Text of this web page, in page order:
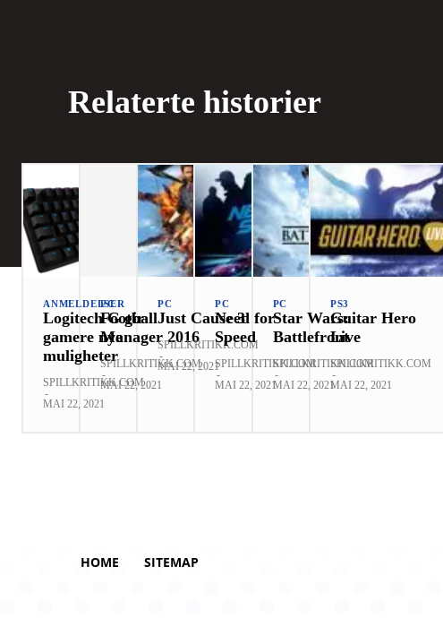
Relaterte historier
ANMELDELSER
Logitech G gir
gamere nye
muligheter
SPILLKRITIKK.COM
-
MAI 22, 2021
PC
Football
Manager 2016
SPILLKRITIKK.COM
-
MAI 22, 2021
PC
Just Cause 3
SPILLKRITIKK.COM
-
MAI 22, 2021
PC
Need for
Speed
SPILLKRITIKK.COM
-
MAI 22, 2021
PC
Star Wars:
Battlefront
SPILLKRITIKK.COM
-
MAI 22, 2021
PS3
Guitar Hero
Live
SPILLKRITIKK.COM
-
MAI 22, 2021
HOME SITEMAP